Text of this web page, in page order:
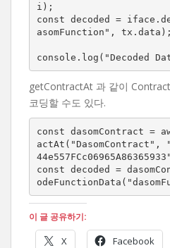
i);
const decoded =
asomFunction", tx.data);
console.log("Decoded
getContractAt 과 같이
코딩할 수도 있다.
const dasomContract =
actAt("DasomContract",
const decoded =
이 글 공유하기:
X Facebook